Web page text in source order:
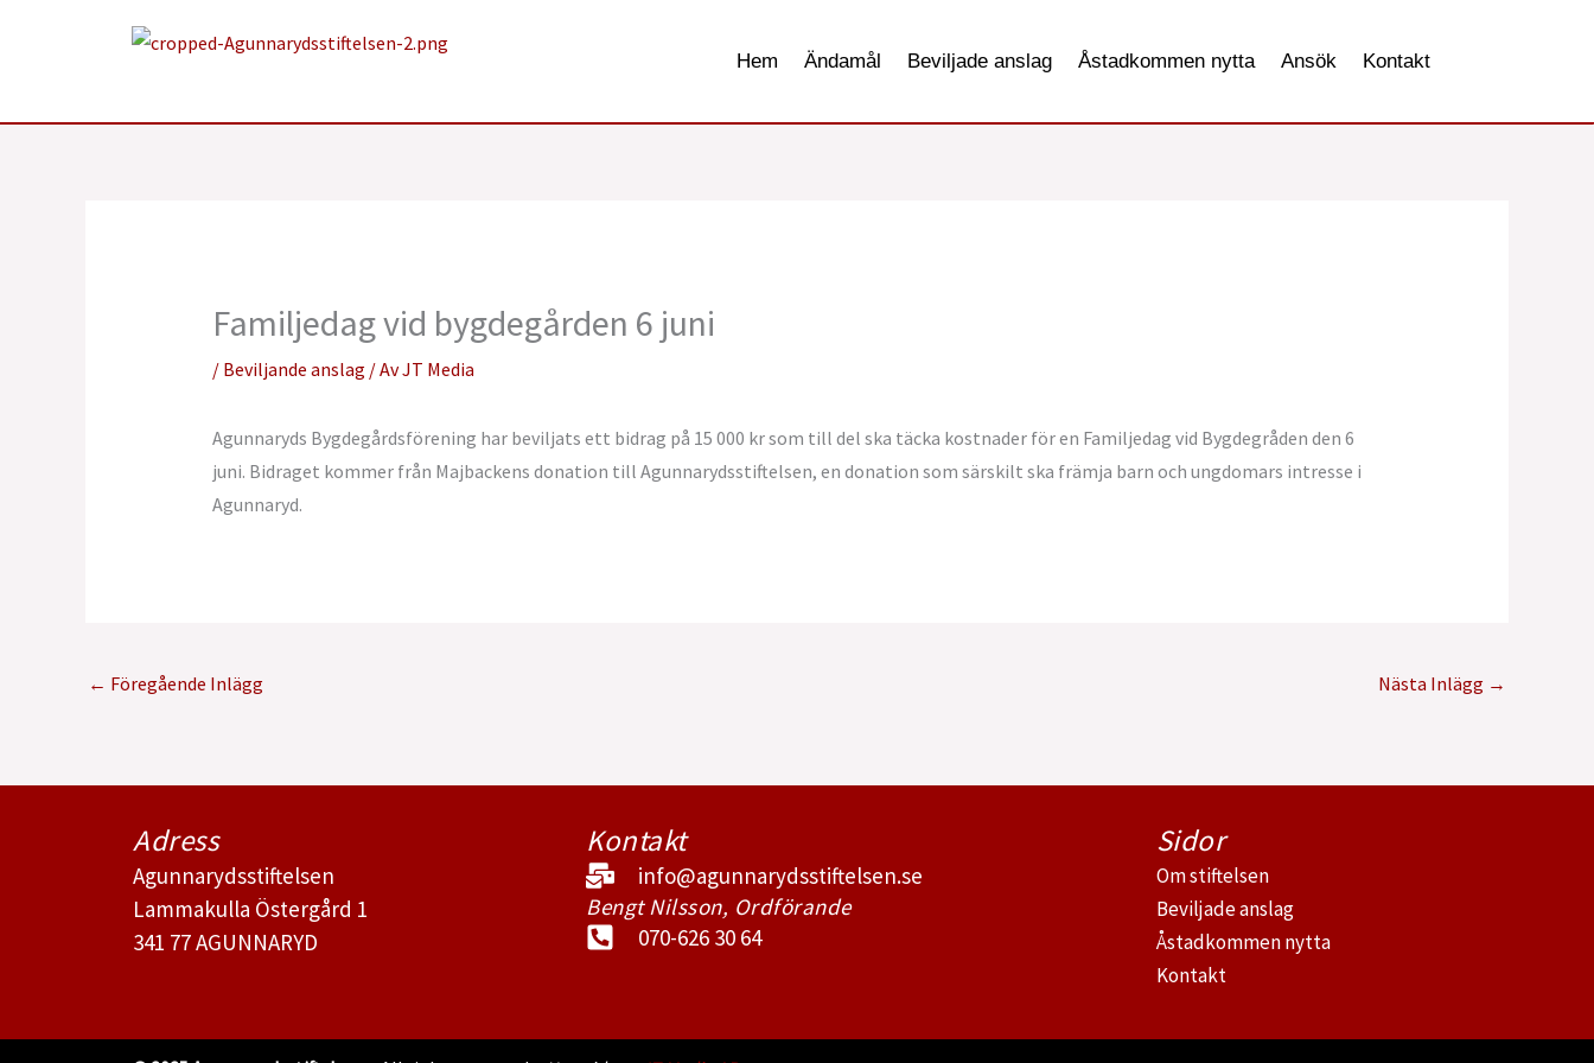
Hem Ändamål Beviljade anslag Åstadkommen nytta Ansök Kontakt
Familjedag vid bygdegården 6 juni
/ Beviljande anslag / AvJT Media
Agunnaryds Bygdegårdsförening har beviljats ett bidrag på 15 000 kr som till del ska täcka kostnader för en Familjedag vid Bygdegråden den 6
juni. Bidraget kommer från Majbackens donation till Agunnarydsstiftelsen, en donation som särskilt ska främja barn och ungdomars intresse i
Agunnaryd.
← Föregående Inlägg Nästa Inlägg →
Adress
Agunnarydsstiftelsen
Lammakulla Östergård 1
341 77 AGUNNARYD
Kontakt
info@agunnarydsstiftelsen.se
Bengt Nilsson, Ordförande
070-626 30 64
Sidor
Om stiftelsen
Beviljade anslag
Åstadkommen nytta
Kontakt